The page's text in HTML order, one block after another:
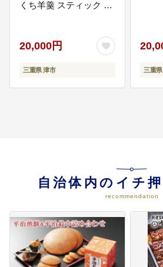
子学園高等
教育環境
高田高等
活用させ
額の50％
市全体の
ます。）
09
こどもた
やくまち
くち羊羹 スティック ス
補給 登山 行動食 大容量
20,000円
三重県 津市 三重
自治体内のイチ
recommendation